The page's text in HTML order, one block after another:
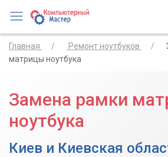
Главная Ремонт ноутбуков
матрицы ноутбука
Замена рамки
ноутбука
Киев и Киевская